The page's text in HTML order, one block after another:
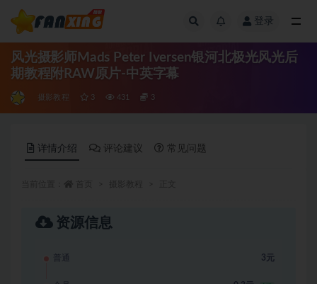
登录
风光摄影师Mads Peter Iversen银河北极光风光后
期教程附RAW原片-中英字幕
摄影教程 3 431 3
详情介绍 评论建议 常见问题
资源信息
普通 3元